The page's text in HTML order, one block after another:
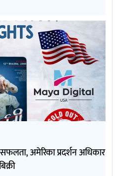
सफलता, अमेरिका प्रदर्शन अधिकार